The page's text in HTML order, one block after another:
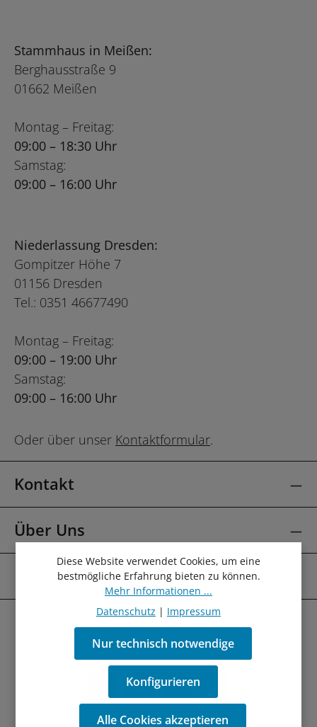
Stammhaus in Meißen:
Berghausstraße 9
01662 Meißen
Montag – Freitag:
09:00 – 18:30 Uhr
Samstag:
09:00 – 16:00 Uhr
Niederlassung Dresden:
Gompitzer Höhe 7
01156 Dresden
Tel.: 0351 46677490
Montag – Freitag:
09:00 – 19:00 Uhr
Samstag:
09:00 – 16:00 Uhr
Oder über unser Kontaktformular.
Kontakt
Über Uns
Mehr Über
Diese Website verwendet Cookies, um eine
bestmögliche Erfahrung bieten zu können.
Mehr Informationen ...
Datenschutz | Impressum
Nur technisch notwendige
Konfigurieren
Alle Cookies akzeptieren